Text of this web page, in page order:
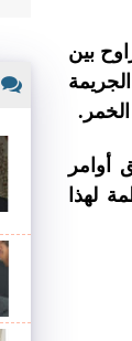
بين
أوامر
لهذا